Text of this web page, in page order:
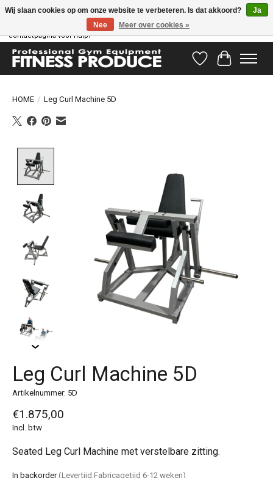
Vragen hebben? Ons supportteam staat klaar om u te helpen! Bezoek onze
contactpagina voor hulp!
Verlanglijst
HOME / Leg Curl Machine 5D
Leg Curl Machine 5D
Artikelnummer: 5D
€1.875,00
Incl. btw
Seated Leg Curl Machine met verstelbare zitting.
In backorder (Levertijd:Fabricagetijd 6-12 weken)
Wij slaan cookies op om onze website te verbeteren. Is dat akkoord?
Ja
Nee
Meer over cookies »